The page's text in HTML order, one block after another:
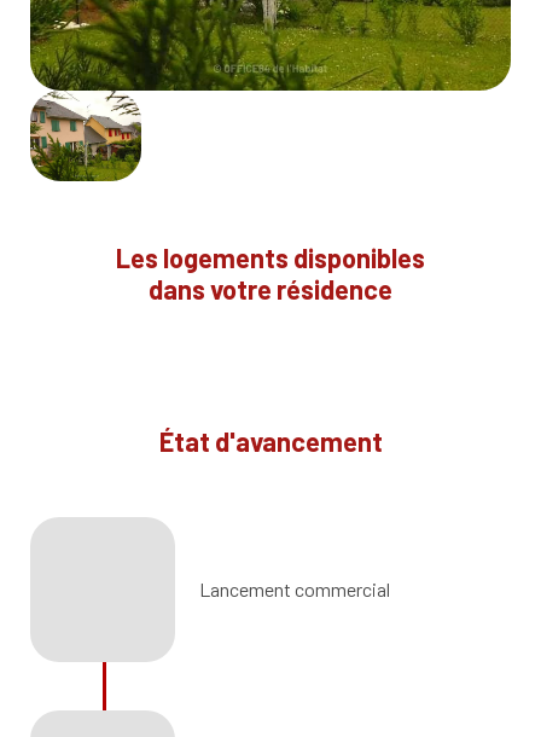
Les logements disponibles
dans votre résidence
État d'avancement
Lancement commercial